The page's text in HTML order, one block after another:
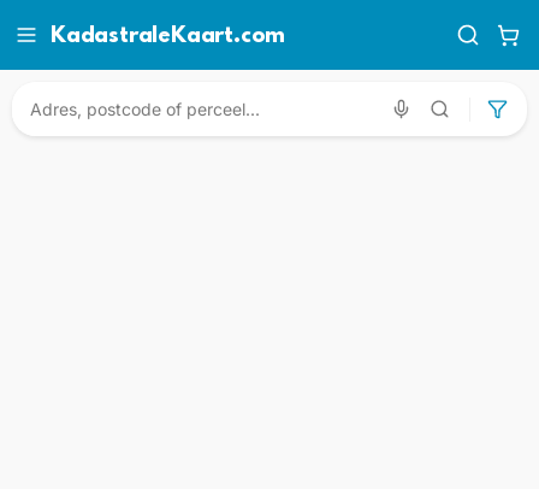
KadastraleKaart.com